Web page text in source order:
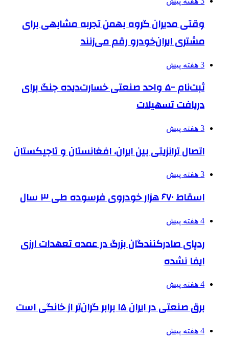
وقتی مدیران گروه بهمن تجربه مشابهی برای
مشتری ایران‌خودرو رقم می‌زنند
3 هفته پیش
ثبت‌نام ۵۰۰ واحد صنعتی خسارت‌دیده جنگ برای
دریافت تسهیلات
3 هفته پیش
اتصال ترانزیتی بین ایران، افغانستان و تاجیکستان
3 هفته پیش
اسقاط ۶۷۰ هزار خودروی فرسوده طی ۳ سال
4 هفته پیش
ردپای صادرکنندگان بزرگ در عمده تعهدات ارزی
ایفا نشده
4 هفته پیش
برق صنعتی در ایران ۱۵ برابر گران‌تر از خانگی است
4 هفته پیش